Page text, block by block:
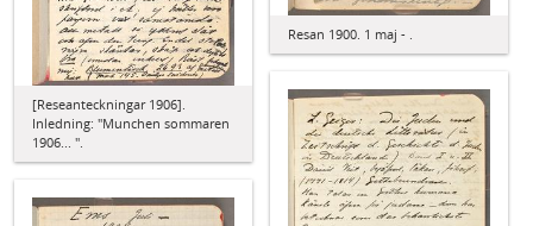
Resan 1900. 1 maj - .
[Reseanteckningar 1906].
Inledning: "Munchen sommaren
1906... ".